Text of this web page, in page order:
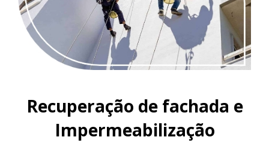
Recuperação de fachada e
Impermeabilização